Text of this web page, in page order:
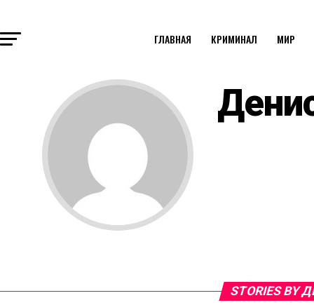
ГЛАВНАЯ КРИМИНАЛ МИР
STORIES BY